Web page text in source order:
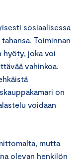
sosiaalisessa
Toiminnan
hyöty, joka voi
vahinkoa.
on
voidaan
mutta
olevan henkilön